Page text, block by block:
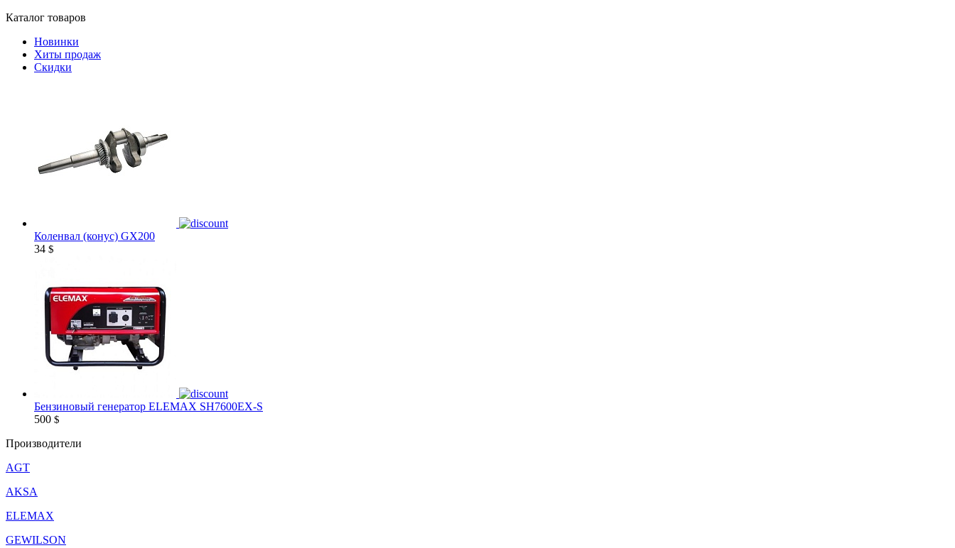
Каталог товаров
Новинки
Хиты продаж
Скидки
Коленвал (конус) GX200
34 $
Бензиновый генератор ELEMAX SH7600EX-S
500 $
Производители
AGT
AKSA
ELEMAX
GEWILSON